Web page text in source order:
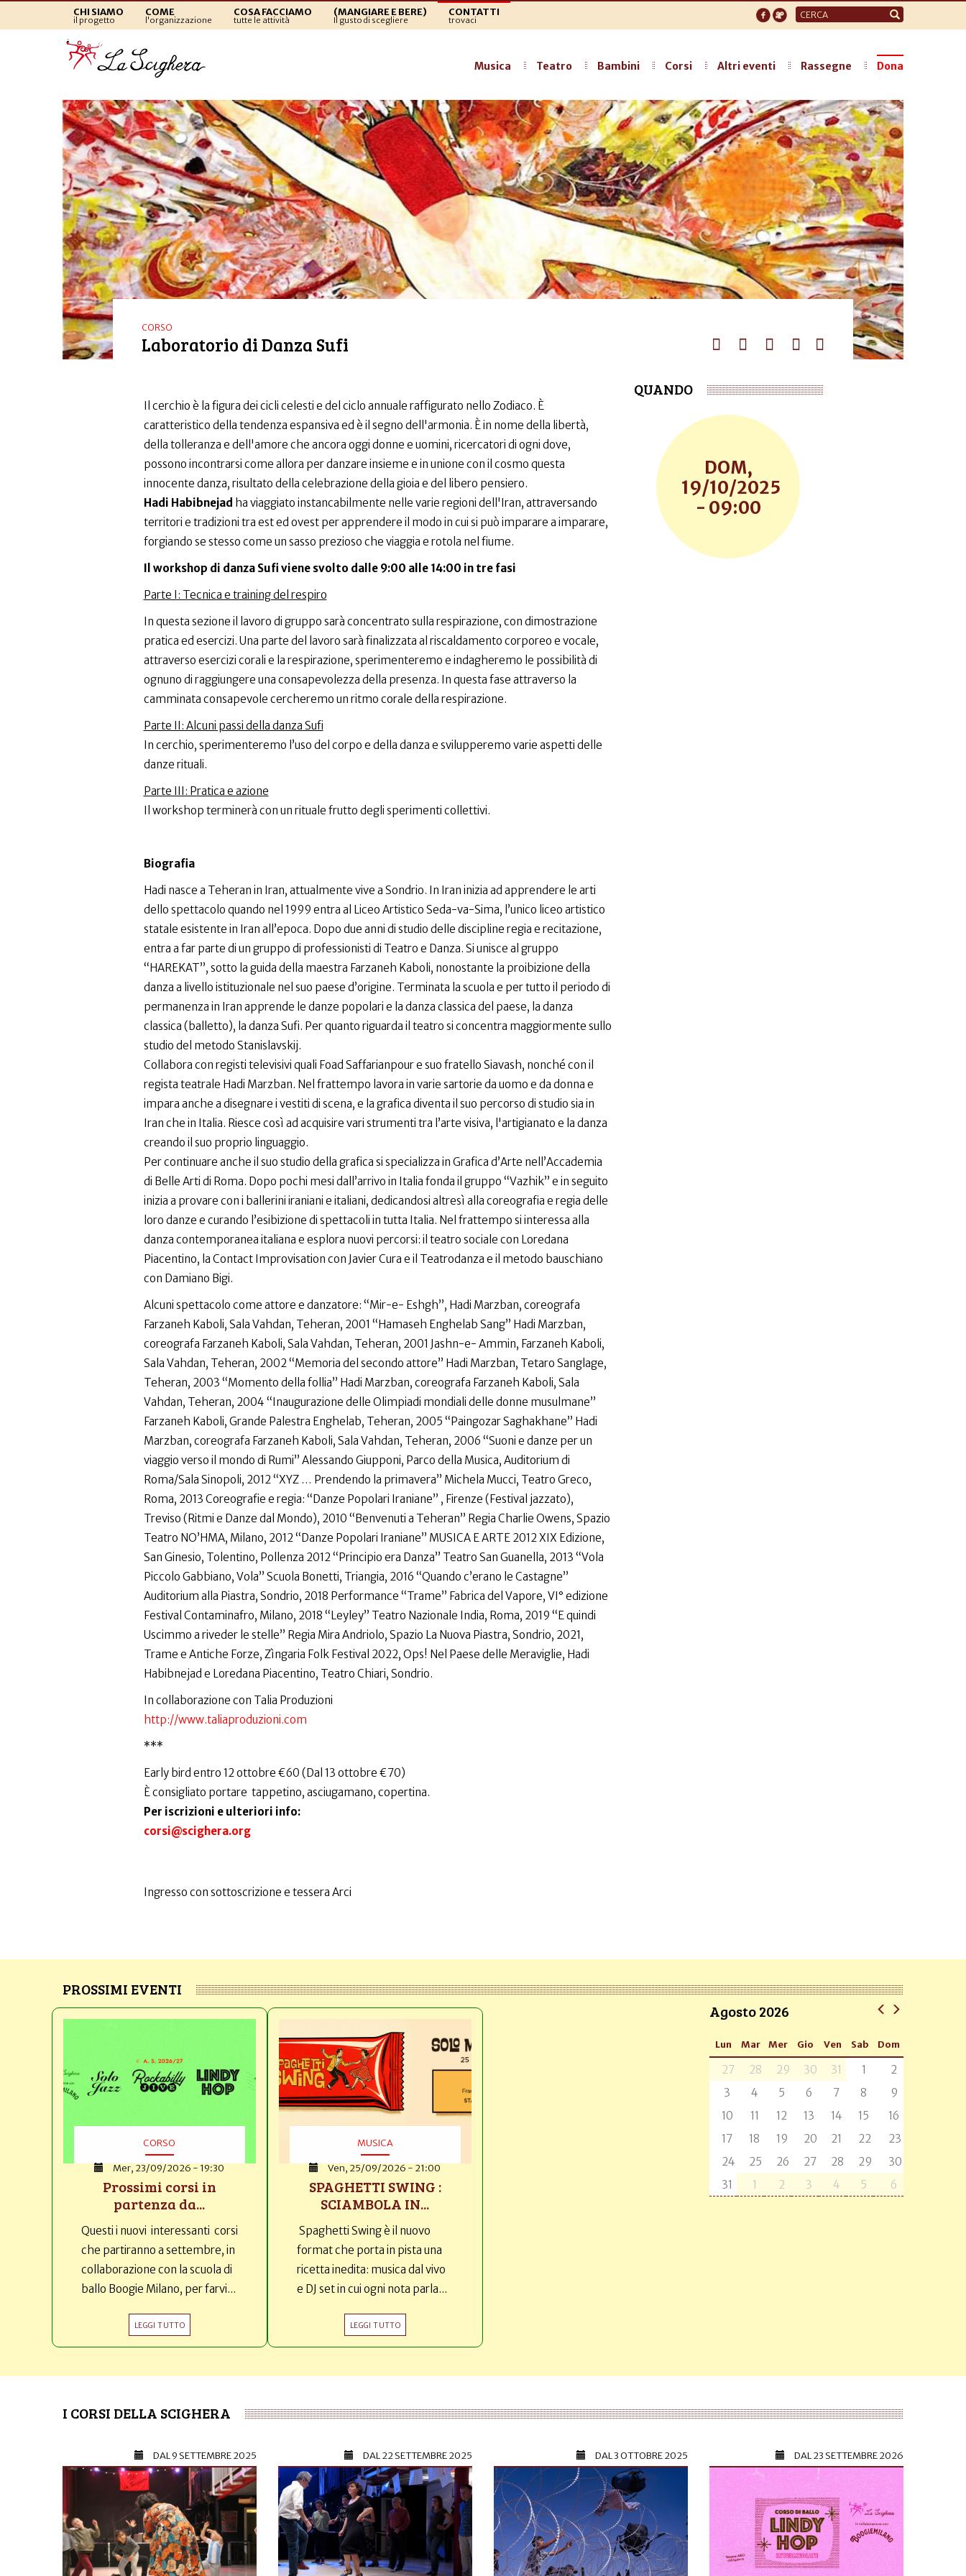
CHI SIAMO
il progetto
COME
l'organizzazione
COSA FACCIAMO
tutte le attività
(MANGIARE E BERE)
Il gusto di scegliere
CONTATTI
trovaci
Form
di
Musica Teatro Bambini Corsi Altri eventi Rassegne Dona
CORSO
Laboratorio di Danza Sufi
Il cerchio è la figura dei cicli celesti e del ciclo annuale raffigurato nello Zodiaco. È
caratteristico della tendenza espansiva ed è il segno dell'armonia. È in nome della libertà,
della tolleranza e dell'amore che ancora oggi donne e uomini, ricercatori di ogni dove,
possono incontrarsi come allora per danzare insieme e in unione con il cosmo questa
innocente danza, risultato della celebrazione della gioia e del libero pensiero.
Hadi Habibnejad ha viaggiato instancabilmente nelle varie regioni dell'Iran, attraversando
territori e tradizioni tra est ed ovest per apprendere il modo in cui si può imparare a imparare,
forgiando se stesso come un sasso prezioso che viaggia e rotola nel fiume.
Il workshop di danza Sufi viene svolto dalle 9:00 alle 14:00 in tre fasi
Parte I: Tecnica e training del respiro
In questa sezione il lavoro di gruppo sarà concentrato sulla respirazione, con dimostrazione
pratica ed esercizi. Una parte del lavoro sarà finalizzata al riscaldamento corporeo e vocale,
attraverso esercizi corali e la respirazione, sperimenteremo e indagheremo le possibilità di
ognuno di raggiungere una consapevolezza della presenza. In questa fase attraverso la
camminata consapevole cercheremo un ritmo corale della respirazione.
Parte II: Alcuni passi della danza Sufi
In cerchio, sperimenteremo l’uso del corpo e della danza e svilupperemo varie aspetti delle
danze rituali.
Parte III: Pratica e azione
Il workshop terminerà con un rituale frutto degli sperimenti collettivi.
Biografia
Hadi nasce a Teheran in Iran, attualmente vive a Sondrio. In Iran inizia ad apprendere le arti
dello spettacolo quando nel 1999 entra al Liceo Artistico Seda-va-Sima, l’unico liceo artistico
statale esistente in Iran all’epoca. Dopo due anni di studio delle discipline regia e recitazione,
entra a far parte di un gruppo di professionisti di Teatro e Danza. Si unisce al gruppo
“HAREKAT”, sotto la guida della maestra Farzaneh Kaboli, nonostante la proibizione della
danza a livello istituzionale nel suo paese d’origine. Terminata la scuola e per tutto il periodo di
permanenza in Iran apprende le danze popolari e la danza classica del paese, la danza
classica (balletto), la danza Sufi. Per quanto riguarda il teatro si concentra maggiormente sullo
studio del metodo Stanislavskij.
Collabora con registi televisivi quali Foad Saffarianpour e suo fratello Siavash, nonché con il
regista teatrale Hadi Marzban. Nel frattempo lavora in varie sartorie da uomo e da donna e
impara anche a disegnare i vestiti di scena, e la grafica diventa il suo percorso di studio sia in
Iran che in Italia. Riesce così ad acquisire vari strumenti tra l’arte visiva, l'artigianato e la danza
creando il suo proprio linguaggio.
Per continuare anche il suo studio della grafica si specializza in Grafica d’Arte nell’Accademia
di Belle Arti di Roma. Dopo pochi mesi dall’arrivo in Italia fonda il gruppo “Vazhik” e in seguito
inizia a provare con i ballerini iraniani e italiani, dedicandosi altresì alla coreografia e regia delle
loro danze e curando l’esibizione di spettacoli in tutta Italia. Nel frattempo si interessa alla
danza contemporanea italiana e esplora nuovi percorsi: il teatro sociale con Loredana
Piacentino, la Contact Improvisation con Javier Cura e il Teatrodanza e il metodo bauschiano
con Damiano Bigi.
Alcuni spettacolo come attore e danzatore: “Mir-e- Eshgh”, Hadi Marzban, coreografa
Farzaneh Kaboli, Sala Vahdan, Teheran, 2001 “Hamaseh Enghelab Sang” Hadi Marzban,
coreografa Farzaneh Kaboli, Sala Vahdan, Teheran, 2001 Jashn-e- Ammin, Farzaneh Kaboli,
Sala Vahdan, Teheran, 2002 “Memoria del secondo attore” Hadi Marzban, Tetaro Sanglage,
Teheran, 2003 “Momento della follia” Hadi Marzban, coreografa Farzaneh Kaboli, Sala
Vahdan, Teheran, 2004 “Inaugurazione delle Olimpiadi mondiali delle donne musulmane”
Farzaneh Kaboli, Grande Palestra Enghelab, Teheran, 2005 “Paingozar Saghakhane” Hadi
Marzban, coreografa Farzaneh Kaboli, Sala Vahdan, Teheran, 2006 “Suoni e danze per un
viaggio verso il mondo di Rumi” Alessando Giupponi, Parco della Musica, Auditorium di
Roma/Sala Sinopoli, 2012 “XYZ … Prendendo la primavera” Michela Mucci, Teatro Greco,
Roma, 2013 Coreografie e regia: “Danze Popolari Iraniane” , Firenze (Festival jazzato),
Treviso (Ritmi e Danze dal Mondo), 2010 “Benvenuti a Teheran” Regia Charlie Owens, Spazio
Teatro NO’HMA, Milano, 2012 “Danze Popolari Iraniane” MUSICA E ARTE 2012 XIX Edizione,
San Ginesio, Tolentino, Pollenza 2012 “Principio era Danza” Teatro San Guanella, 2013 “Vola
Piccolo Gabbiano, Vola” Scuola Bonetti, Triangia, 2016 “Quando c’erano le Castagne”
Auditorium alla Piastra, Sondrio, 2018 Performance “Trame” Fabrica del Vapore, VI° edizione
Festival Contaminafro, Milano, 2018 “Leyley” Teatro Nazionale India, Roma, 2019 “E quindi
Uscimmo a riveder le stelle” Regia Mira Andriolo, Spazio La Nuova Piastra, Sondrio, 2021,
Trame e Antiche Forze, Zìngaria Folk Festival 2022, Ops! Nel Paese delle Meraviglie, Hadi
Habibnejad e Loredana Piacentino, Teatro Chiari, Sondrio.
In collaborazione con Talia Produzioni
http://​www.taliaproduzioni.com
***
Early bird entro 12 ottobre €60 (Dal 13 ottobre €70)
È consigliato portare tappetino, asciugamano, copertina.
Per iscrizioni e ulteriori info:
corsi@scighera.org
Ingresso con sottoscrizione e tessera Arci
QUANDO
DOM,
19/10/2025
- 09:00
PROSSIMI EVENTI
CORSO
Mer, 23/09/2026 - 19:30
Prossimi corsi in
partenza da...
Questi i nuovi interessanti corsi
che partiranno a settembre, in
collaborazione con la scuola di
ballo Boogie Milano, per farvi...
LEGGI TUTTO
MUSICA
Ven, 25/09/2026 - 21:00
SPAGHETTI SWING :
SCIAMBOLA IN...
Spaghetti Swing è il nuovo
format che porta in pista una
ricetta inedita: musica dal vivo
e DJ set in cui ogni nota parla...
LEGGI TUTTO
Agosto 2026
Lun Mar Mer Gio Ven Sab Dom
27 28 29 30 31 1
2
3
4 5 6 7 8
9
10
11 12 13 14 15
16
17
18 19 20 21 22
23
24
25 26 27 28 29
30
31
1 2 3 4 5 6
I CORSI DELLA SCIGHERA
DAL9 SETTEMBRE 2025 DAL22 SETTEMBRE 2025 DAL3 OTTOBRE 2025 DAL23 SETTEMBRE 2026